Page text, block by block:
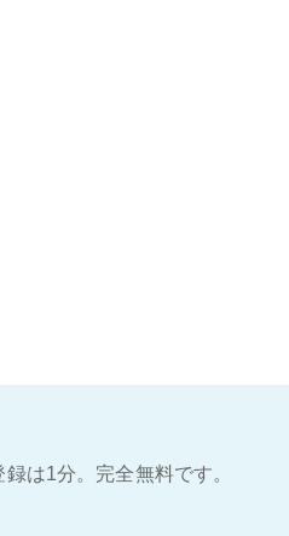
は1分。完全無料です。